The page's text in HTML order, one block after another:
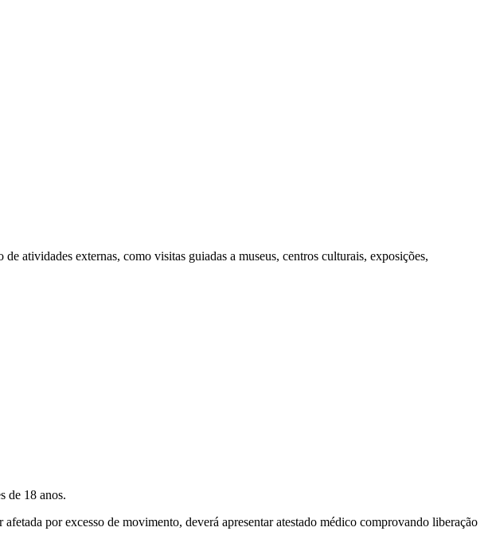
atividades externas, como visitas guiadas a museus, centros culturais, exposições,
de 18 anos.
por excesso de movimento, deverá apresentar atestado médico comprovando liberação